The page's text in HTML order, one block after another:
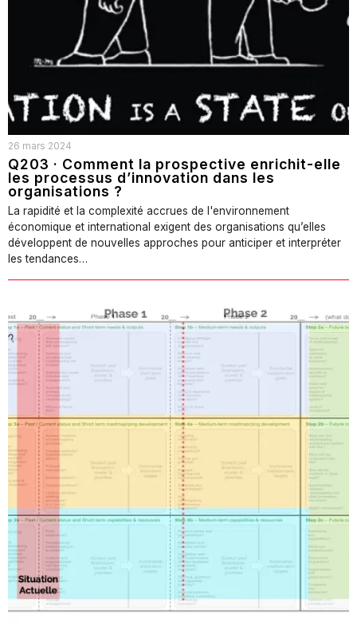
26 mars 2024
Q203 · Comment la prospective enrichit-elle
les processus d’innovation dans les
organisations ?
La rapidité et la complexité accrues de l'environnement
économique et international exigent des organisations qu’elles
développent de nouvelles approches pour anticiper et interpréter
les tendances…